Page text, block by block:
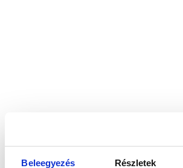
Beleegyezés Részletek